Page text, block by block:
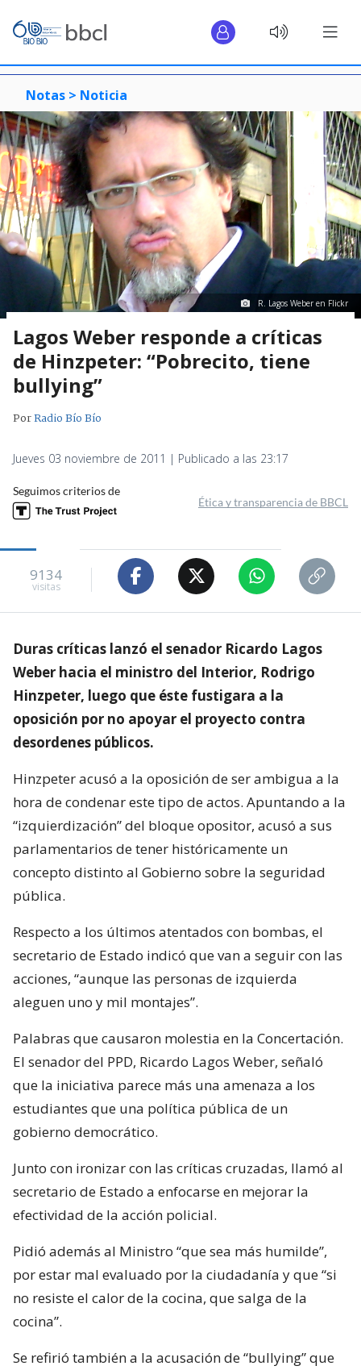
Notas > Noticia
R. Lagos Weber en Flickr
Lagos Weber responde a críticas
de Hinzpeter: “Pobrecito, tiene
bullying”
PorRadio Bío Bío
Jueves 03 noviembre de 2011 | Publicado a las 23:17
Seguimos criterios de
Ética y transparencia de BBCL
9134
visitas
Duras críticas lanzó el senador Ricardo Lagos
Weber hacia el ministro del Interior, Rodrigo
Hinzpeter, luego que éste fustigara a la
oposición por no apoyar el proyecto contra
desordenes públicos.
Hinzpeter acusó a la oposición de ser ambigua a la
hora de condenar este tipo de actos. Apuntando a la
“izquierdización” del bloque opositor, acusó a sus
parlamentarios de tener históricamente un
concepto distinto al Gobierno sobre la seguridad
pública.
Respecto a los últimos atentados con bombas, el
secretario de Estado indicó que van a seguir con las
acciones, “aunque las personas de izquierda
aleguen uno y mil montajes”.
Palabras que causaron molestia en la Concertación.
El senador del PPD, Ricardo Lagos Weber, señaló
que la iniciativa parece más una amenaza a los
estudiantes que una política pública de un
gobierno democrático.
Junto con ironizar con las críticas cruzadas, llamó al
secretario de Estado a enfocarse en mejorar la
efectividad de la acción policial.
Pidió además al Ministro “que sea más humilde”,
por estar mal evaluado por la ciudadanía y que “si
no resiste el calor de la cocina, que salga de la
cocina”.
Se refirió también a la acusación de “bullying” que